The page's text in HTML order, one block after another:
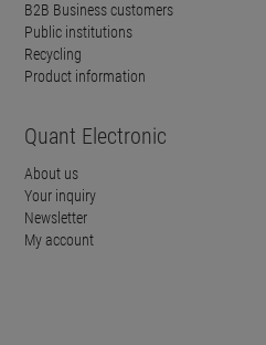
B2B Business customers
Public institutions
Recycling
Product information
Quant Electronic
About us
Your inquiry
Newsletter
My account